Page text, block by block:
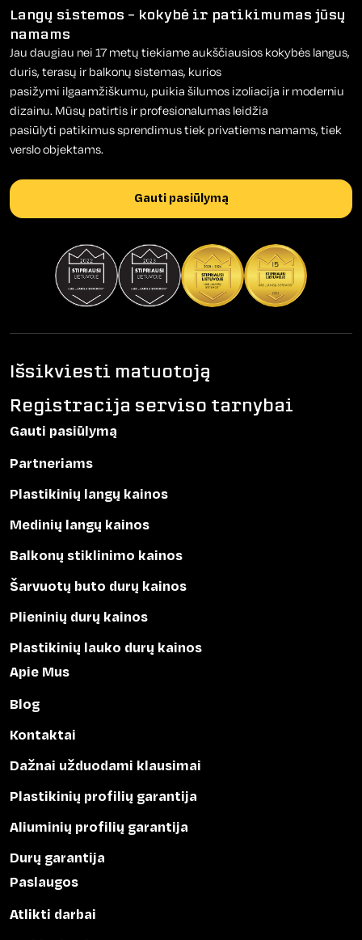
Langų sistemos – kokybė ir patikimumas jūsų
namams
Jau daugiau nei 17 metų tiekiame aukščiausios kokybės langus,
duris, terasų ir balkonų sistemas, kurios
pasižymi ilgaamžiškumu, puikia šilumos izoliacija ir moderniu
dizainu. Mūsų patirtis ir profesionalumas leidžia
pasiūlyti patikimus sprendimus tiek privatiems namams, tiek
verslo objektams.
Gauti pasiūlymą
Išsikviesti matuotoją
Registracija serviso tarnybai
Gauti pasiūlymą
Partneriams
Plastikinių langų kainos
Medinių langų kainos
Balkonų stiklinimo kainos
Šarvuotų buto durų kainos
Plieninių durų kainos
Plastikinių lauko durų kainos
Apie Mus
Blog
Kontaktai
Dažnai užduodami klausimai
Plastikinių profilių garantija
Aliuminių profilių garantija
Durų garantija
Paslaugos
Atlikti darbai